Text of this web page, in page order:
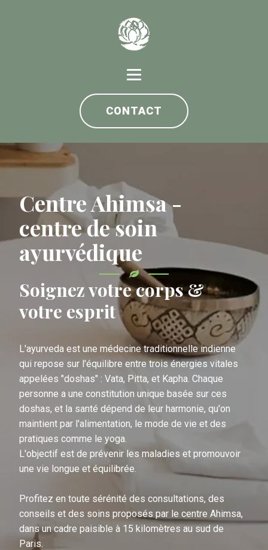
CONTACT
Centre Ahimsa -
centre de soin
ayurvédique
Soignez votre corps &
votre esprit
L'ayurveda est une médecine traditionnelle indienne
qui repose sur l'équilibre entre trois énergies vitales
appelées "doshas" : Vata, Pitta, et Kapha. Chaque
personne a une constitution unique basée sur ces
doshas, et la santé dépend de leur harmonie, qu'on
maintient par l'alimentation, le mode de vie et des
pratiques comme le yoga.
L'objectif est de prévenir les maladies et promouvoir
une vie longue et équilibrée.
Profitez en toute sérénité des consultations, des
conseils et des soins proposés par le centre Ahimsa,
dans un cadre paisible à 15 kilomètres au sud de
Paris.